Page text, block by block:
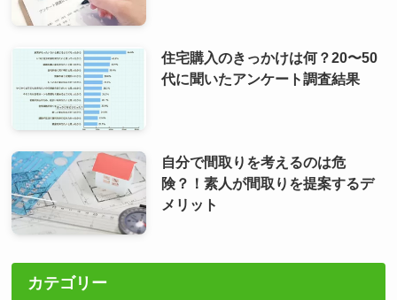
住宅購入のきっかけは何？20〜50
代に聞いたアンケート調査結果
自分で間取りを考えるのは危
険？！素人が間取りを提案するデ
メリット
カテゴリー